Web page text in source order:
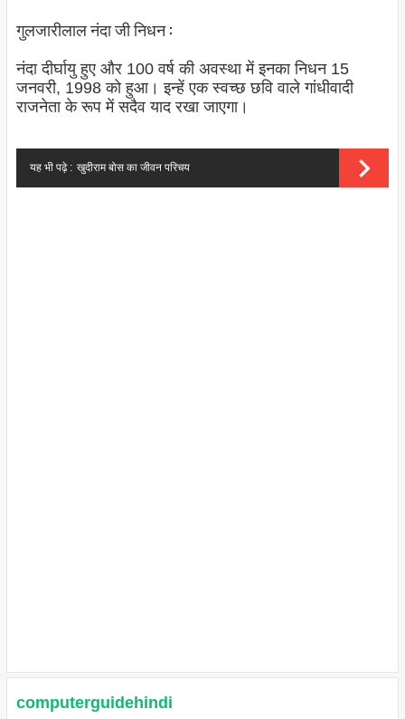
गुलजारीलाल नंदा जी निधन :
नंदा दीर्घायु हुए और 100 वर्ष की अवस्था में इनका निधन 15
जनवरी, 1998 को हुआ। इन्हें एक स्वच्छ छवि वाले गांधीवादी
राजनेता के रूप में सदैव याद रखा जाएगा।
यह भी पढ़े : खुदीराम बोस का जीवन परिचय
computerguidehindi